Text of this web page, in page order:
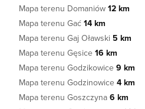
Mapa terenu Domaniów 12 km
Mapa terenu Gać 14 km
Mapa terenu Gaj Oławski 5 km
Mapa terenu Gęsice 16 km
Mapa terenu Godzikowice 9 km
Mapa terenu Godzinowice 4 km
Mapa terenu Goszczyna 6 km